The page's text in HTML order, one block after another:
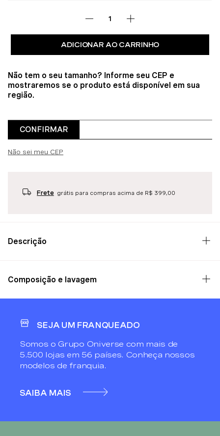
ADICIONAR AO CARRINHO
Não tem o seu tamanho? Informe seu CEP e
mostraremos se o produto está disponível em sua
região.
CONFIRMAR
Não sei meu CEP
Frete grátis para compras acima de R$ 399,00
Descrição
Composição e lavagem
SEJA UM FRANQUEADO
Somos o Grupo Oniverse com mais de
5.500 lojas em 56 países. Conheça nossos
modelos de franquia.
SAIBA MAIS